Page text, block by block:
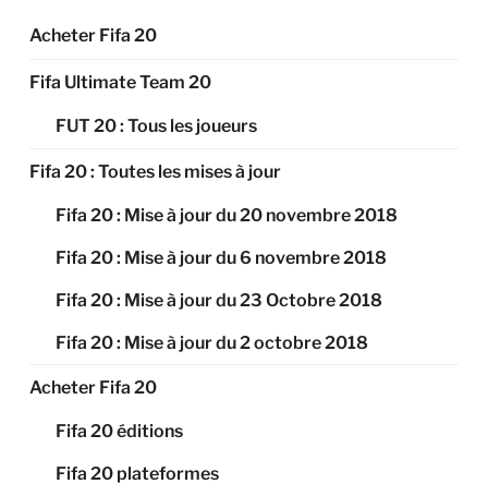
Acheter Fifa 20
Fifa Ultimate Team 20
FUT 20 : Tous les joueurs
Fifa 20 : Toutes les mises à jour
Fifa 20 : Mise à jour du 20 novembre 2018
Fifa 20 : Mise à jour du 6 novembre 2018
Fifa 20 : Mise à jour du 23 Octobre 2018
Fifa 20 : Mise à jour du 2 octobre 2018
Acheter Fifa 20
Fifa 20 éditions
Fifa 20 plateformes